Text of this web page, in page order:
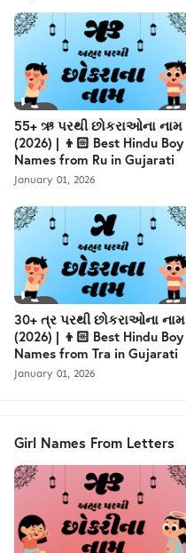
55+ ઋ પરથી છોકરાઓના નામ
(2026) | 👦🏻 Best Hindu Boy
Names from Ru in Gujarati
January 01, 2026
30+ ત્ર પરથી છોકરાઓના નામ
(2026) | 👦🏻 Best Hindu Boy
Names from Tra in Gujarati
January 01, 2026
Girl Names From Letters